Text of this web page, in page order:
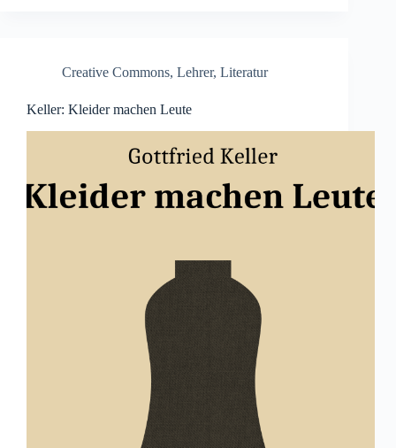
Creative Commons, Lehrer, Literatur
Keller: Kleider machen Leute